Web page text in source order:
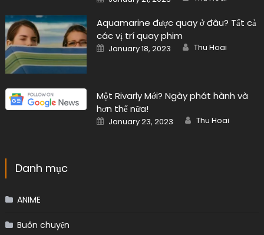
on
Aquamarine được quay ở đâu? Tất cả
các vị trí quay phim
Posted
on
January 18, 2023 Author
Thu Hoai
Một Rivarly Mới? Ngày phát hành và
hơn thế nữa!
Posted
on
January 23, 2023 Author
Thu Hoai
Danh mục
ANIME
Buôn chuyện